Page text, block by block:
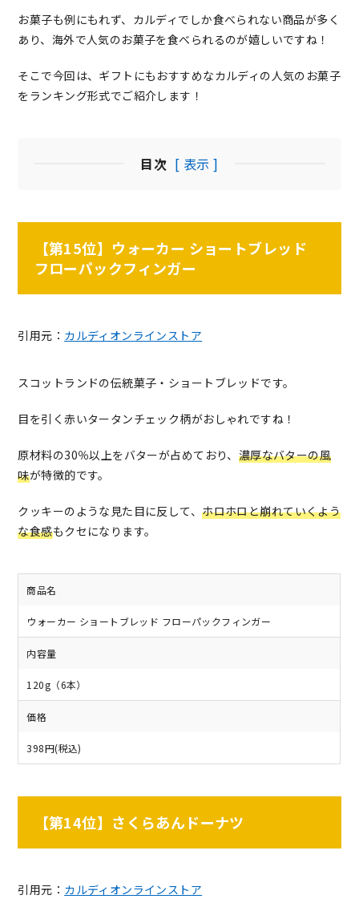
お菓子も例にもれず、カルディでしか食べられない商品が多く
あり、海外で人気のお菓子を食べられるのが嬉しいですね！
そこで今回は、ギフトにもおすすめなカルディの人気のお菓子
をランキング形式でご紹介します！
目次 [ 表示 ]
【第15位】ウォーカー ショートブレッド
フローパックフィンガー
引用元： カルディオンラインストア
スコットランドの伝統菓子・ショートブレッドです。
目を引く赤いタータンチェック柄がおしゃれですね！
原材料の30％以上をバターが占めており、 濃厚なバターの風
味が特徴的です。
クッキーのような見た目に反して、ホロホロと崩れていくよう
な食感もクセになります。
商品名
ウォーカー ショートブレッド フローパックフィンガー
内容量
120g（6本）
価格
398円(税込)
【第14位】さくらあんドーナツ
引用元： カルディオンラインストア